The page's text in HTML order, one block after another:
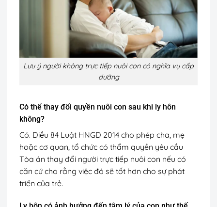
Lưu ý người không trực tiếp nuôi con có nghĩa vụ cấp
dưỡng
Có thể thay đổi quyền nuôi con sau khi ly hôn
không?
Có. Điều 84 Luật HNGĐ 2014 cho phép cha, mẹ
hoặc cơ quan, tổ chức có thẩm quyền yêu cầu
Tòa án thay đổi người trực tiếp nuôi con nếu có
căn cứ cho rằng việc đó sẽ tốt hơn cho sự phát
triển của trẻ.